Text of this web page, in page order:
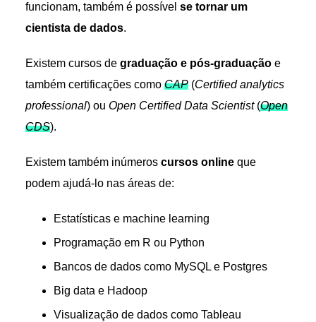
funcionam, também é possível se tornar um
cientista de dados.
Existem cursos de graduação e pós-graduaçãoe
também certificações como CAP(Certified analytics
professional) ou Open Certified Data Scientist(Open
CDS).
Existem também inúmeros cursos onlineque
podem ajudá-lo nas áreas de:
Estatísticas e machine learning
Programação em R ou Python
Bancos de dados como MySQL e Postgres
Big data e Hadoop
Visualização de dados como Tableau